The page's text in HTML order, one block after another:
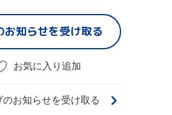
お知らせを受け取る
お気に入り追加
のお知らせを受け取る